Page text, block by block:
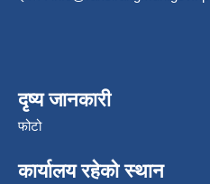
दृष्य जानकारी
फोटो
कार्यालय रहेको स्थान